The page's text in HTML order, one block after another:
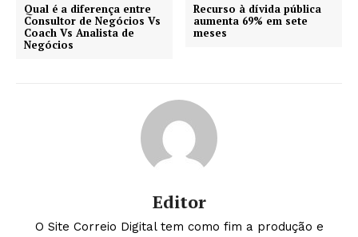
Qual é a diferença entre
Consultor de Negócios Vs
Coach Vs Analista de
Negócios
Recurso à dívida pública
aumenta 69% em sete
meses
Editor
O Site Correio Digital tem como fim a produção e